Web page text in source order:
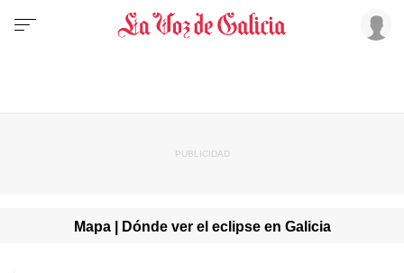
Mapa | Dónde ver el eclipse en Galicia